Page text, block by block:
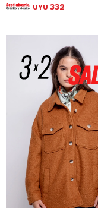
UYU 332